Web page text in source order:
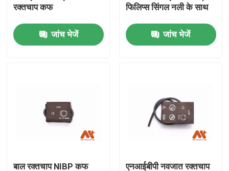
गुणवत्ता नियंत्रण
हमसे संपर्क करें
ईसीजी रोगी केबल
पुन: प्रयोज्य खराब 2 सेंसर
रक्तचाप कफ
जांच भेजें
फिलिप्स सिंगल नली के साथ
जांच भेजें
बाल रक्तचाप NIBP कफ एनआईबीपी नवजात रक्तचाप